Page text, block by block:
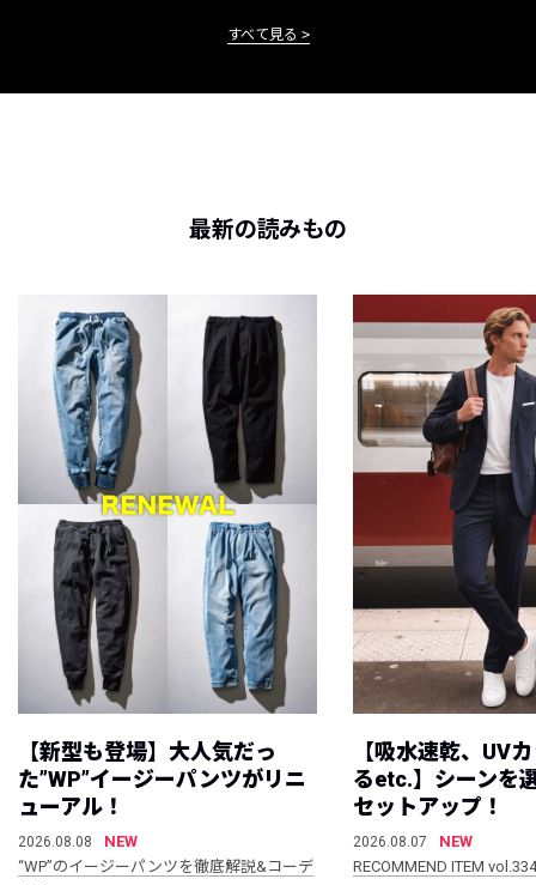
すべて見る
最新の読みもの
【新型も登場】大人気だっ
た”WP”イージーパンツがリニ
ューアル！
2026.08.08
NEW
“WP”のイージーパンツを徹底解説&コーデ
【吸水速乾、UV
るetc.】シーンを
セットアップ！
2026.08.07
NEW
RECOMMEND ITEM vol.334